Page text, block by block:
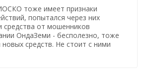
тоже имеет признаки
попытался через них
средства от мошенников
ОндаЗеми - бесполезно, тоже
средств. Не стоит с ними